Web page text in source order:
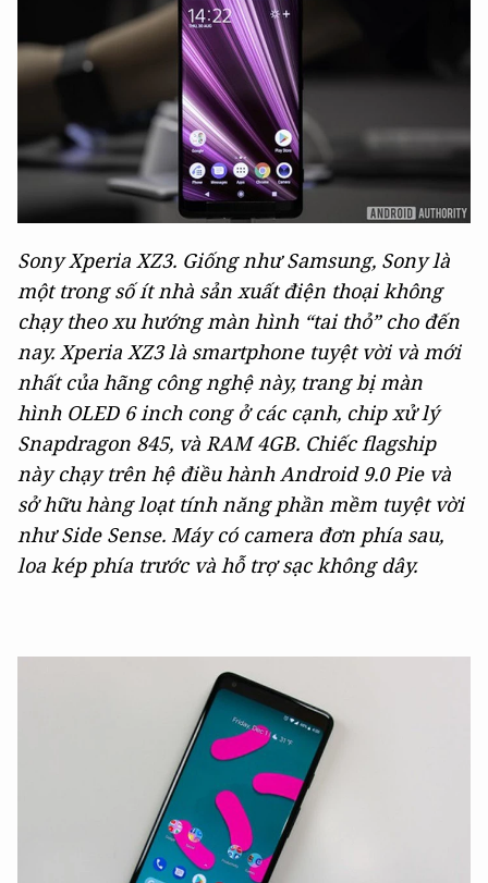
Sony Xperia XZ3. Giống như Samsung, Sony là
một trong số ít nhà sản xuất điện thoại không
chạy theo xu hướng màn hình “tai thỏ” cho đến
nay. Xperia XZ3 là smartphone tuyệt vời và mới
nhất của hãng công nghệ này, trang bị màn
hình OLED 6 inch cong ở các cạnh, chip xử lý
Snapdragon 845, và RAM 4GB. Chiếc flagship
này chạy trên hệ điều hành Android 9.0 Pie và
sở hữu hàng loạt tính năng phần mềm tuyệt vời
như Side Sense. Máy có camera đơn phía sau,
loa kép phía trước và hỗ trợ sạc không dây.